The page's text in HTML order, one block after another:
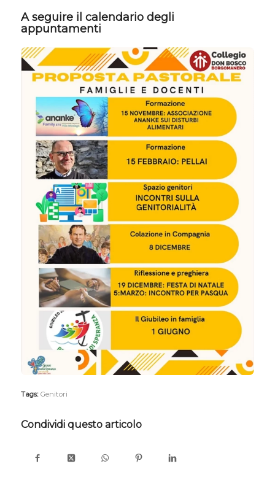
A seguire il calendario degli
appuntamenti
Tags: Genitori
Condividi questo articolo